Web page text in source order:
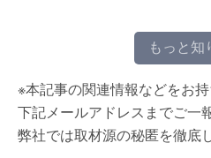
もっと知
※本記事の関連情報などをお
下記メールアドレスまでご一
弊社では取材源の秘匿を徹底